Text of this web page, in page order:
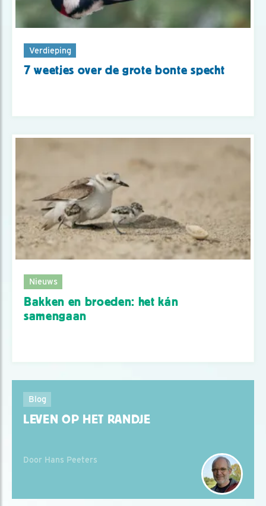
Verdieping
7 weetjes over de grote bonte specht
Nieuws
Bakken en broeden: het kán
samengaan
Blog
LEVEN OP HET RANDJE
Door Hans Peeters